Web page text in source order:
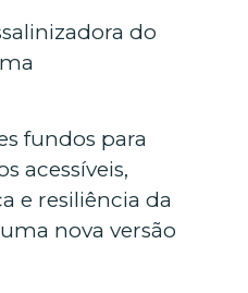
do
fundos para
acessíveis,
e resiliência da
nova versão